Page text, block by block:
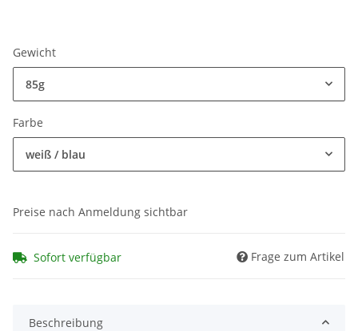
Gewicht
85g
Farbe
weiß / blau
Preise nach Anmeldung sichtbar
Sofort verfügbar Frage zum Artikel
Beschreibung